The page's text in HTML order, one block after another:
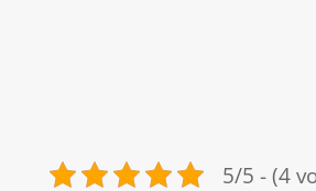
5/5 - (4